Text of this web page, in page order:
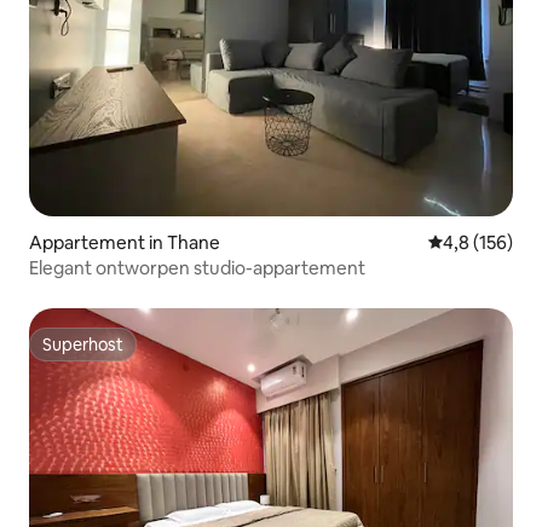
Appartement in Thane Gemiddelde
4,8 (156)
Elegant ontworpen studio-appartement
Superhost
Superhost